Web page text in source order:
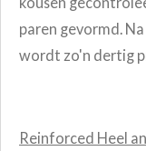
paren gevormd.
wordt zo'n dertig
Reinforced Heel